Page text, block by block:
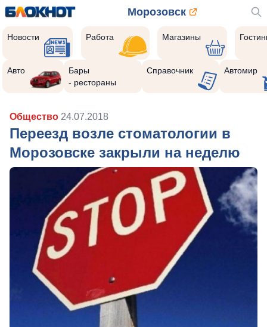
Морозовск
Новости Работа Магазины
Авто
Бары
- рестораны
Справочник Автомир
Общество 24.07.2018
Переезд возле стоматологии в
Морозовске закрыли на неделю